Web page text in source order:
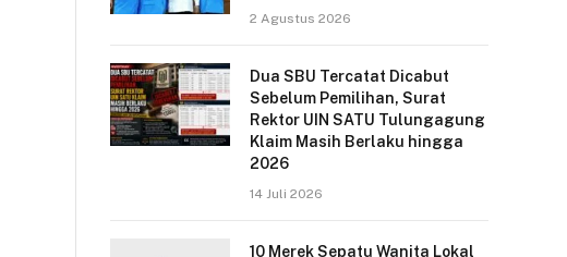
2 Agustus 2026
Dua SBU Tercatat Dicabut
Sebelum Pemilihan, Surat
Rektor UIN SATU Tulungagung
Klaim Masih Berlaku hingga
2026
14 Juli 2026
10 Merek Sepatu Wanita Lokal